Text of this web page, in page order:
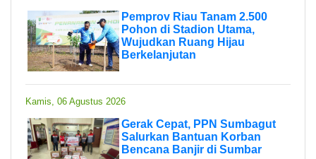
Pemprov Riau Tanam 2.500
Pohon di Stadion Utama,
Wujudkan Ruang Hijau
Berkelanjutan
Kamis, 06 Agustus 2026
Gerak Cepat, PPN Sumbagut
Salurkan Bantuan Korban
Bencana Banjir di Sumbar